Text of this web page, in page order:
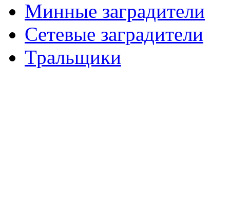
Минные заградители
Сетевые заградители
Тральщики